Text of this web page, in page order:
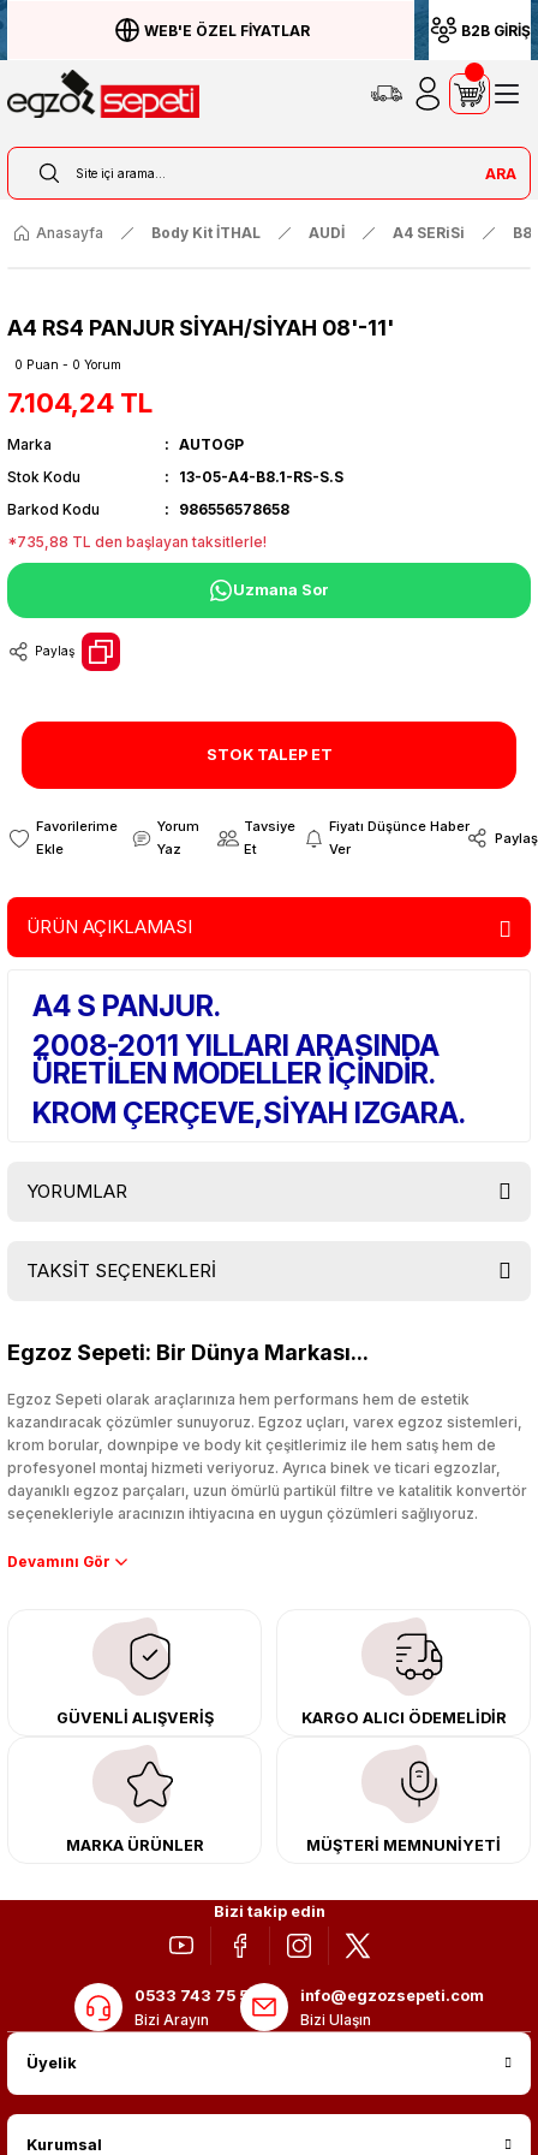
WEB'E ÖZEL FİYATLAR B2B GİRİŞ
ARA
Anasayfa Body Kit İTHAL AUDİ A4 SERiSi B8
A4 RS4 PANJUR SİYAH/SİYAH 08'-11'
0 Puan - 0 Yorum
7.104,24 TL
Marka
AUTOGP
Stok Kodu
13-05-A4-B8.1-RS-S.S
Barkod Kodu
986556578658
*735,88 TL den başlayan taksitlerle!
Uzmana Sor
Paylaş
STOK TALEP ET
Yorum
Yaz
Tavsiye
Et
Fiyatı Düşünce Haber
Ver
Paylaş
ÜRÜN AÇIKLAMASI
A4 S PANJUR.
2008-2011 YILLARI ARASINDA
ÜRETİLEN MODELLER İÇİNDİR.
KROM ÇERÇEVE,SİYAH IZGARA.
YORUMLAR
TAKSİT SEÇENEKLERİ
Egzoz Sepeti: Bir Dünya Markası...
Egzoz Sepeti olarak araçlarınıza hem performans hem de estetik
kazandıracak çözümler sunuyoruz. Egzoz uçları, varex egzoz sistemleri,
krom borular, downpipe ve body kit çeşitlerimiz ile hem satış hem de
profesyonel montaj hizmeti veriyoruz. Ayrıca binek ve ticari egzozlar,
dayanıklı egzoz parçaları, uzun ömürlü partikül filtre ve katalitik konvertör
seçenekleriyle aracınızın ihtiyacına en uygun çözümleri sağlıyoruz.
Performans artışı isteyen sürücüler için özel performans egzozları ve
çıkma orijinal ürünler ile yenileyebilir, body kit uygulamalarıyla aracınızın
tasarımını ve aerodinamisini üst seviyeye taşıyabilirsiniz.
Tüm ürünlerimiz orijinal, dayanıklı ve uzun ömürlüdür. İstanbul’daki montaj
merkezimizde profesyonel montaj yapıyor, Türkiye’nin her yerine güvenli
kargo ile teslimat gerçekleştiriyoruz. Aracınıza değer katmak için doğru
adres: Egzoz Sepeti.
GÜVENLİ ALIŞVERİŞ KARGO ALICI ÖDEMELİDİR
MARKA ÜRÜNLER MÜŞTERİ MEMNUNİYETİ
Bizi takip edin
0533 743 75 56
Bizi Arayın
info@egzozsepeti.com
Bizi Ulaşın
Üyelik
Kurumsal